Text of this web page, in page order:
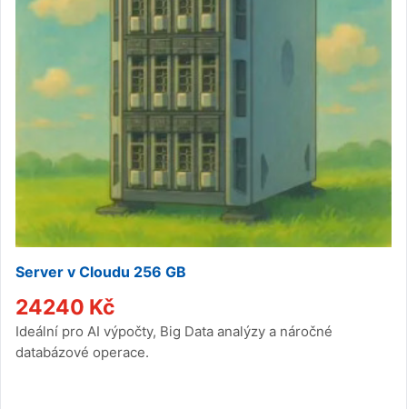
Server v Cloudu 256 GB
24240 Kč
Ideální pro AI výpočty, Big Data analýzy a náročné
databázové operace.